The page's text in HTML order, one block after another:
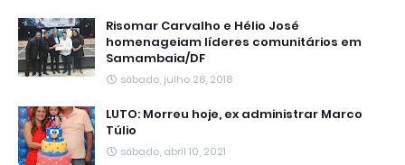
Risomar Carvalho e Hélio José
homenageiam líderes comunitários em
Samambaia/DF
sábado, julho 28, 2018
LUTO: Morreu hoje, ex administrar Marco
Túlio
sábado, abril 10, 2021